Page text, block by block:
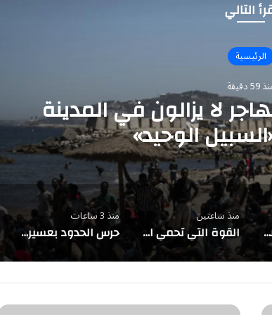
التالي
الرئيسية
دقيقة
11 ألف مهاجر لا يزالون في المدينة
الوحيد»
وصول الدفعة الثانية والسبعين من العائدين الفلسطينيين إلى رفح
منذ ساعتين
القوة التي تحمي السلام.. قراءة في التحول الاستراتيجي للمملكة
منذ 3 ساعات
حرس الحدود بعسير يقبض على 3 مخالفين لتهريب 45 كيلوجرامًا من الحشيش المخدر
وظائف